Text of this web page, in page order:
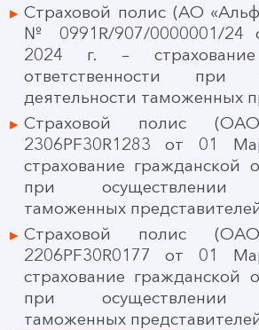
Страховой полис (АО
№ 0991R/907/0000001/24
2024 г. – страхование
ответственности при
деятельности таможенных
Страховой полис
2306PF30R1283 от 01
страхование гражданской
при осуществлении
таможенных
Страховой полис
2206PF30R0177 от 01
страхование гражданской
при осуществлении
таможенных